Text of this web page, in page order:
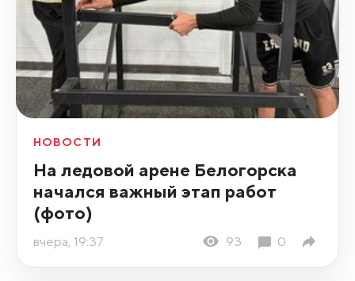
НОВОСТИ
На ледовой арене Белогорска
начался важный этап работ
(фото)
вчера, 19:37 93 0